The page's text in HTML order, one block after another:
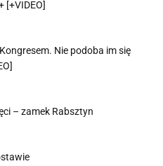
[+VIDEO]
Nie podoba im się
– zamek Rabsztyn